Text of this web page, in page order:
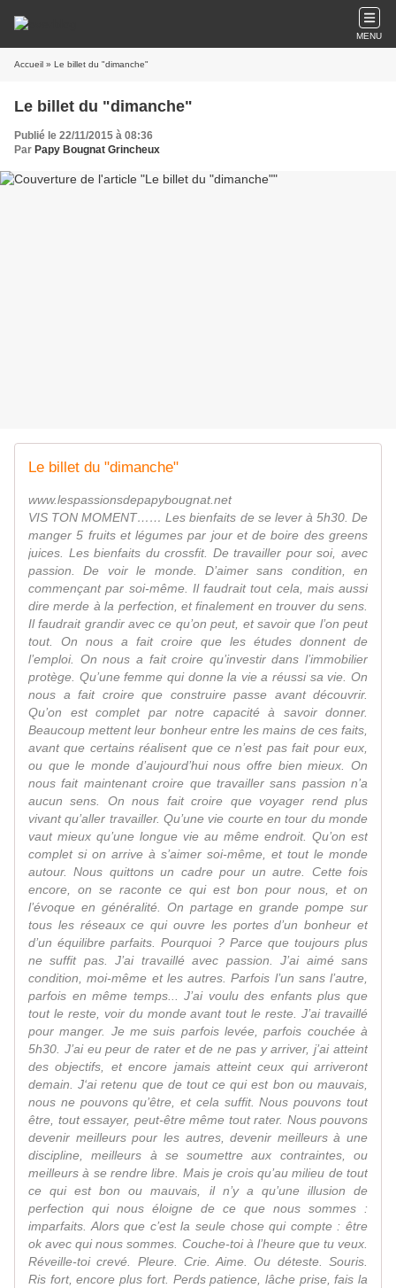
MENU
Accueil » Le billet du "dimanche"
Le billet du "dimanche"
Publié le 22/11/2015 à 08:36
Par Papy Bougnat Grincheux
Le billet du "dimanche"
www.lespassionsdepapybougnat.net
VIS TON MOMENT…… Les bienfaits de se lever à 5h30. De
manger 5 fruits et légumes par jour et de boire des greens
juices. Les bienfaits du crossfit. De travailler pour soi, avec
passion. De voir le monde. D’aimer sans condition, en
commençant par soi-même. Il faudrait tout cela, mais aussi
dire merde à la perfection, et finalement en trouver du sens.
Il faudrait grandir avec ce qu’on peut, et savoir que l’on peut
tout. On nous a fait croire que les études donnent de
l’emploi. On nous a fait croire qu’investir dans l’immobilier
protège. Qu’une femme qui donne la vie a réussi sa vie. On
nous a fait croire que construire passe avant découvrir.
Qu’on est complet par notre capacité à savoir donner.
Beaucoup mettent leur bonheur entre les mains de ces faits,
avant que certains réalisent que ce n’est pas fait pour eux,
ou que le monde d’aujourd’hui nous offre bien mieux. On
nous fait maintenant croire que travailler sans passion n’a
aucun sens. On nous fait croire que voyager rend plus
vivant qu’aller travailler. Qu’une vie courte en tour du monde
vaut mieux qu’une longue vie au même endroit. Qu’on est
complet si on arrive à s’aimer soi-même, et tout le monde
autour. Nous quittons un cadre pour un autre. Cette fois
encore, on se raconte ce qui est bon pour nous, et on
l’évoque en généralité. On partage en grande pompe sur
tous les réseaux ce qui ouvre les portes d’un bonheur et
d’un équilibre parfaits. Pourquoi ? Parce que toujours plus
ne suffit pas. J’ai travaillé avec passion. J’ai aimé sans
condition, moi-même et les autres. Parfois l’un sans l’autre,
parfois en même temps... J’ai voulu des enfants plus que
tout le reste, voir du monde avant tout le reste. J’ai travaillé
pour manger. Je me suis parfois levée, parfois couchée à
5h30. J’ai eu peur de rater et de ne pas y arriver, j’ai atteint
des objectifs, et encore jamais atteint ceux qui arriveront
demain. J‘ai retenu que de tout ce qui est bon ou mauvais,
nous ne pouvons qu’être, et cela suffit. Nous pouvons tout
être, tout essayer, peut-être même tout rater. Nous pouvons
devenir meilleurs pour les autres, devenir meilleurs à une
discipline, meilleurs à se soumettre aux contraintes, ou
meilleurs à se rendre libre. Mais je crois qu’au milieu de tout
ce qui est bon ou mauvais, il n’y a qu’une illusion de
perfection qui nous éloigne de ce que nous sommes :
imparfaits. Alors que c’est la seule chose qui compte : être
ok avec qui nous sommes. Couche-toi à l’heure que tu veux.
Réveille-toi crevé. Pleure. Crie. Aime. Ou déteste. Souris.
Ris fort, encore plus fort. Perds patience, lâche prise, fais la